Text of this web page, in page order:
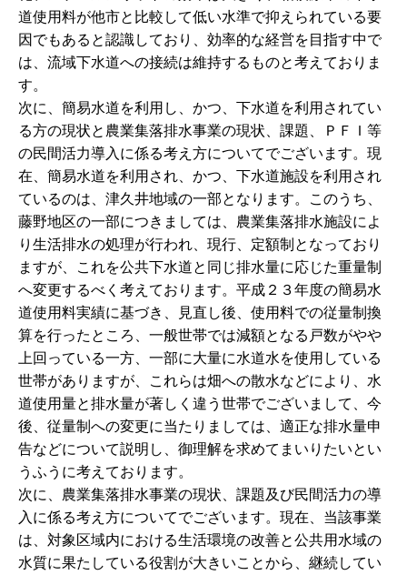
道使用料が他市と比較して低い水準で抑えられている要
因でもあると認識しており、効率的な経営を目指す中で
は、流域下水道への接続は維持するものと考えておりま
す。
次に、簡易水道を利用し、かつ、下水道を利用されてい
る方の現状と農業集落排水事業の現状、課題、ＰＦＩ等
の民間活力導入に係る考え方についてでございます。現
在、簡易水道を利用され、かつ、下水道施設を利用され
ているのは、津久井地域の一部となります。このうち、
藤野地区の一部につきましては、農業集落排水施設によ
り生活排水の処理が行われ、現行、定額制となっており
ますが、これを公共下水道と同じ排水量に応じた重量制
へ変更するべく考えております。平成２３年度の簡易水
道使用料実績に基づき、見直し後、使用料での従量制換
算を行ったところ、一般世帯では減額となる戸数がやや
上回っている一方、一部に大量に水道水を使用している
世帯がありますが、これらは畑への散水などにより、水
道使用量と排水量が著しく違う世帯でございまして、今
後、従量制への変更に当たりましては、適正な排水量申
告などについて説明し、御理解を求めてまいりたいとい
うふうに考えております。
次に、農業集落排水事業の現状、課題及び民間活力の導
入に係る考え方についてでございます。現在、当該事業
は、対象区域内における生活環境の改善と公共用水域の
水質に果たしている役割が大きいことから、継続してい